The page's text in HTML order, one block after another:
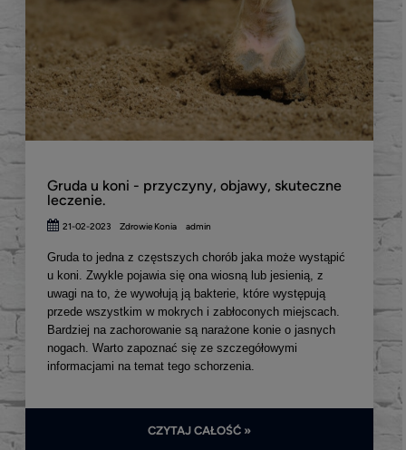
Gruda u koni - przyczyny, objawy, skuteczne
leczenie.
21-02-2023 Zdrowie Konia admin
Gruda to jedna z częstszych chorób jaka może wystąpić
u koni. Zwykle pojawia się ona wiosną lub jesienią, z
uwagi na to, że wywołują ją bakterie, które występują
przede wszystkim w mokrych i zabłoconych miejscach.
Bardziej na zachorowanie są narażone konie o jasnych
nogach. Warto zapoznać się ze szczegółowymi
informacjami na temat tego schorzenia.
CZYTAJ CAŁOŚĆ »